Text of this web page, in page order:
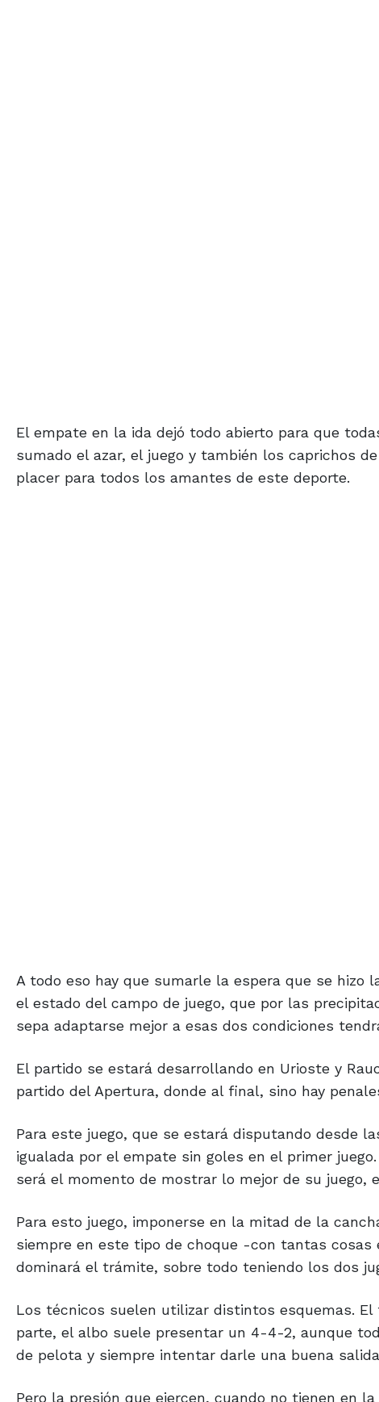
sumado el azar, el juego y también los caprichos
placer para todos los amantes de este deporte.
el estado del campo de juego, que por las
sepa adaptarse mejor a esas dos condiciones
partido del Apertura, donde al final, sino hay
igualada por el empate sin goles en el primer
será el momento de mostrar lo mejor de su juego,
siempre en este tipo de choque -con tantas
dominará el trámite, sobre todo teniendo los dos
parte, el albo suele presentar un 4-4-2, aunque
de pelota y siempre intentar darle una buena
eso el encuentro de ida, más el que disputaron